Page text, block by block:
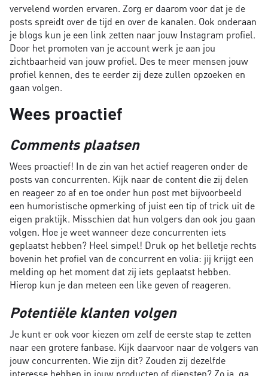
vervelend worden ervaren. Zorg er daarom voor dat je de
posts spreidt over de tijd en over de kanalen. Ook onderaan
je blogs kun je een link zetten naar jouw Instagram profiel.
Door het promoten van je account werk je aan jou
zichtbaarheid van jouw profiel. Des te meer mensen jouw
profiel kennen, des te eerder zij deze zullen opzoeken en
gaan volgen.
Wees proactief
Comments plaatsen
Wees proactief! In de zin van het actief reageren onder de
posts van concurrenten. Kijk naar de content die zij delen
en reageer zo af en toe onder hun post met bijvoorbeeld
een humoristische opmerking of juist een tip of trick uit de
eigen praktijk. Misschien dat hun volgers dan ook jou gaan
volgen. Hoe je weet wanneer deze concurrenten iets
geplaatst hebben? Heel simpel! Druk op het belletje rechts
bovenin het profiel van de concurrent en volia: jij krijgt een
melding op het moment dat zij iets geplaatst hebben.
Hierop kun je dan meteen een like geven of reageren.
Potentiële klanten volgen
Je kunt er ook voor kiezen om zelf de eerste stap te zetten
naar een grotere fanbase. Kijk daarvoor naar de volgers van
jouw concurrenten. Wie zijn dit? Zouden zij dezelfde
interesse hebben in jouw producten of diensten? Zo ja, ga